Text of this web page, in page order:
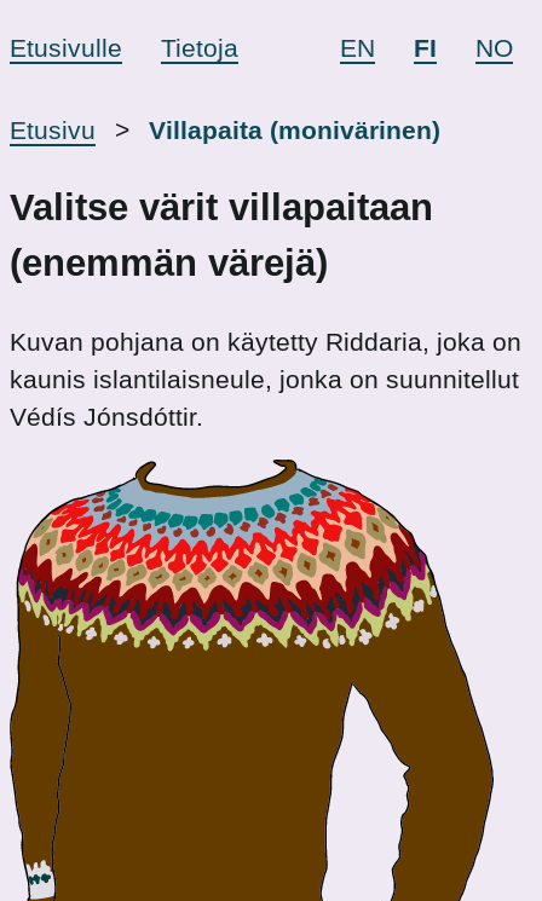
Etusivulle Tietoja EN FI NO
Etusivu Villapaita (monivärinen)
Valitse värit villapaitaan
(enemmän värejä)
Kuvan pohjana on käytetty Riddaria, joka on
kaunis islantilaisneule, jonka on suunnitellut
Védís Jónsdóttir.